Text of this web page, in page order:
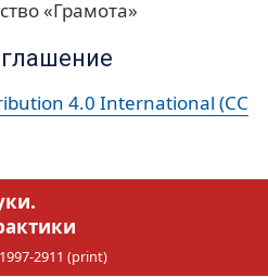
«Грамота»
4.0 International (CC
2911 (print)